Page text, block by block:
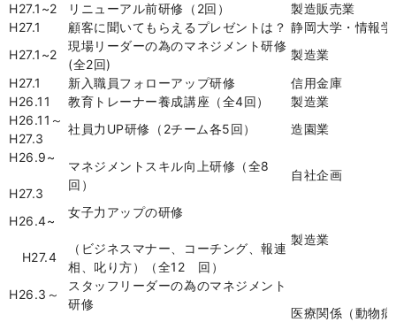
H27.1~2
リニューアル前研修（ 2回）
製造販売業
H27.1
顧客に聞いてもらえるプレゼントは？ 静岡大学・情報
H27.1~2
現場リーダーの為のマネジメント研修
(全2回)
製造業
H27.1
新入職員フォローアップ研修
信用金庫
H26.11
教育トレーナー養成講座（全4回）
製造業
H26.11 ～
H27.3
社員力 UP研修（ 2チーム各5回）
造園業
H26.9~
H27.3
マネジメントスキル向上研修（全8
回）
自社企画
H26.4~
H27.4
女子力アップの研修
（ビジネスマナー、コーチング、報連
相、叱り方）（全12 回）
製造業
H26.3 ～
スタッフリーダーの為のマネジメント
研修
医療関係（動物